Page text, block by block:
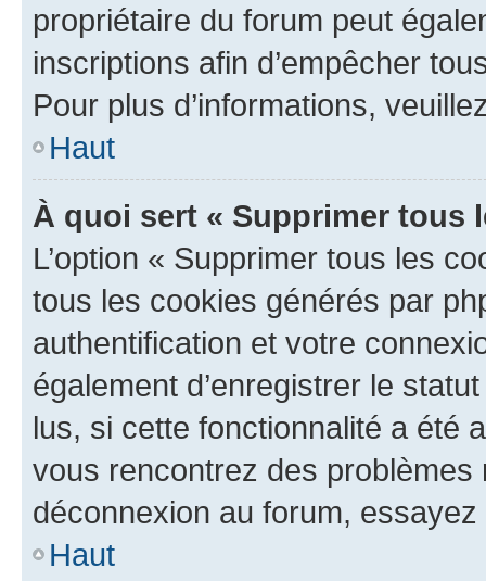
propriétaire du forum peut
inscriptions afin d’empêcher
Pour plus d’informations,
Haut
À quoi sert « Supprimer tous
L’option « Supprimer tous les
tous les cookies générés par
authentification et votre
également d’enregistrer le
lus, si cette fonctionnalité a été
vous rencontrez des
déconnexion au forum,
Haut